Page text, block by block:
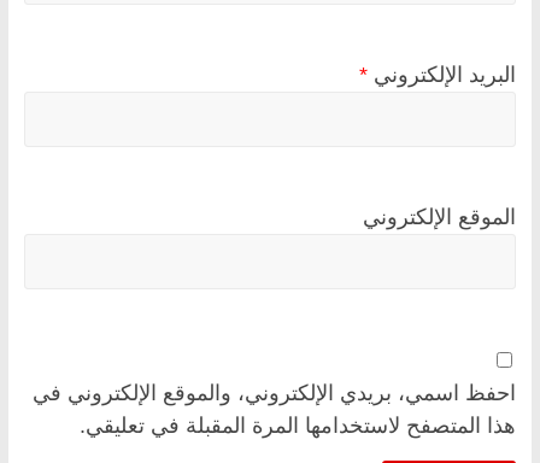
البريد الإلكتروني *
الموقع الإلكتروني
احفظ اسمي، بريدي الإلكتروني، والموقع الإلكتروني في
هذا المتصفح لاستخدامها المرة المقبلة في تعليقي.